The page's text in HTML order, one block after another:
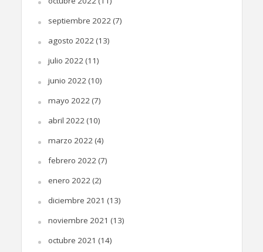
septiembre 2022(7)
agosto 2022(13)
julio 2022(11)
junio 2022(10)
mayo 2022(7)
abril 2022(10)
marzo 2022(4)
febrero 2022(7)
enero 2022(2)
diciembre 2021 (13)
noviembre 2021 (13)
octubre 2021 (14)